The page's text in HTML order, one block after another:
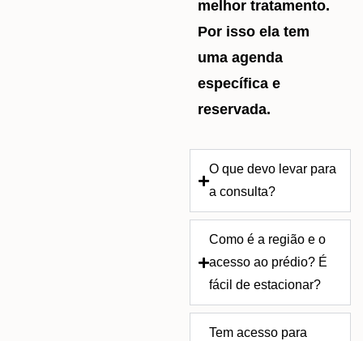
melhor tratamento.
Por isso ela tem
uma agenda
específica e
reservada.
O que devo levar para
a consulta?
Como é a região e o
acesso ao prédio? É
fácil de estacionar?
Tem acesso para